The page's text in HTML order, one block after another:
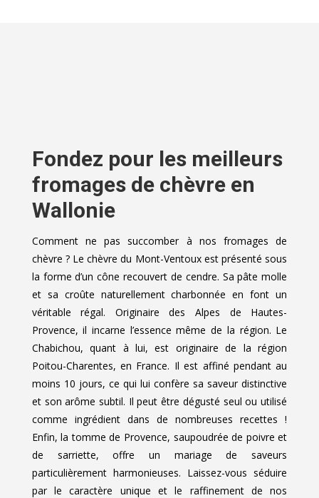
Fondez pour les meilleurs
fromages de chèvre en
Wallonie
Comment ne pas succomber à nos fromages de
chèvre ? Le chèvre du Mont-Ventoux est présenté sous
la forme d’un cône recouvert de cendre. Sa pâte molle
et sa croûte naturellement charbonnée en font un
véritable régal. Originaire des Alpes de Hautes-
Provence, il incarne l’essence même de la région. Le
Chabichou, quant à lui, est originaire de la région
Poitou-Charentes, en France. Il est affiné pendant au
moins 10 jours, ce qui lui confère sa saveur distinctive
et son arôme subtil. Il peut être dégusté seul ou utilisé
comme ingrédient dans de nombreuses recettes !
Enfin, la tomme de Provence, saupoudrée de poivre et
de sarriette, offre un mariage de saveurs
particulièrement harmonieuses. Laissez-vous séduire
par le caractère unique et le raffinement de nos